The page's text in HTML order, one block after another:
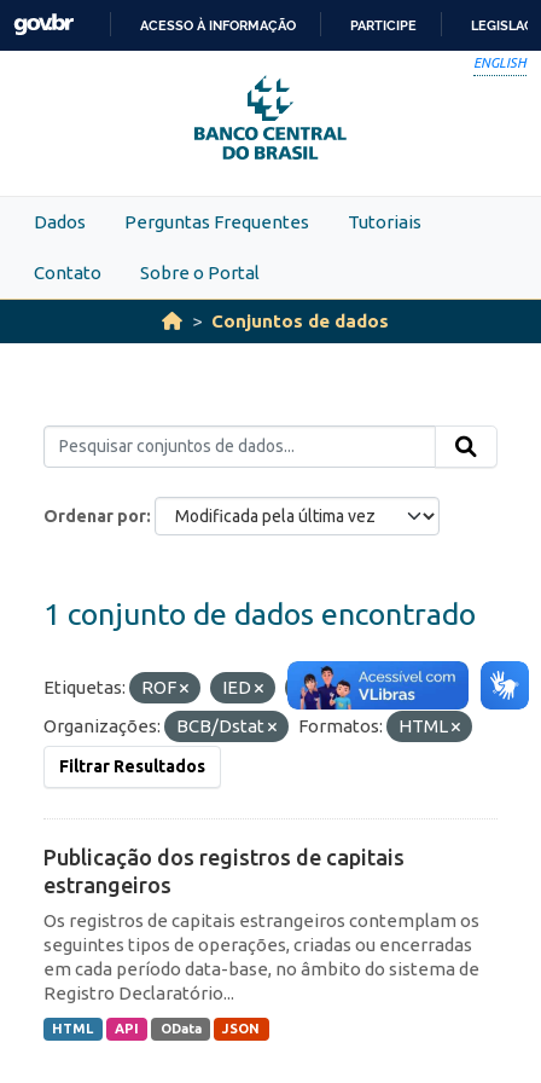
Skip to main content
PARA
O
CONTEÚDO
ACESSO À INFORMAÇÃO PARTICIPE
ENGLISH
Dados Perguntas Frequentes Tutoriais
Contato Sobre o Portal
Conjuntos de dados
Ordenar por
1 conjunto de dados encontrado
Etiquetas: ROF IED
Portfólio
Organizações:
BCB/Dstat Formatos: HTML
Filtrar Resultados
Publicação dos registros de capitais
estrangeiros
Os registros de capitais estrangeiros contemplam os
seguintes tipos de operações, criadas ou encerradas
em cada período data-base, no âmbito do sistema de
Registro Declaratório...
HTML API OData JSON